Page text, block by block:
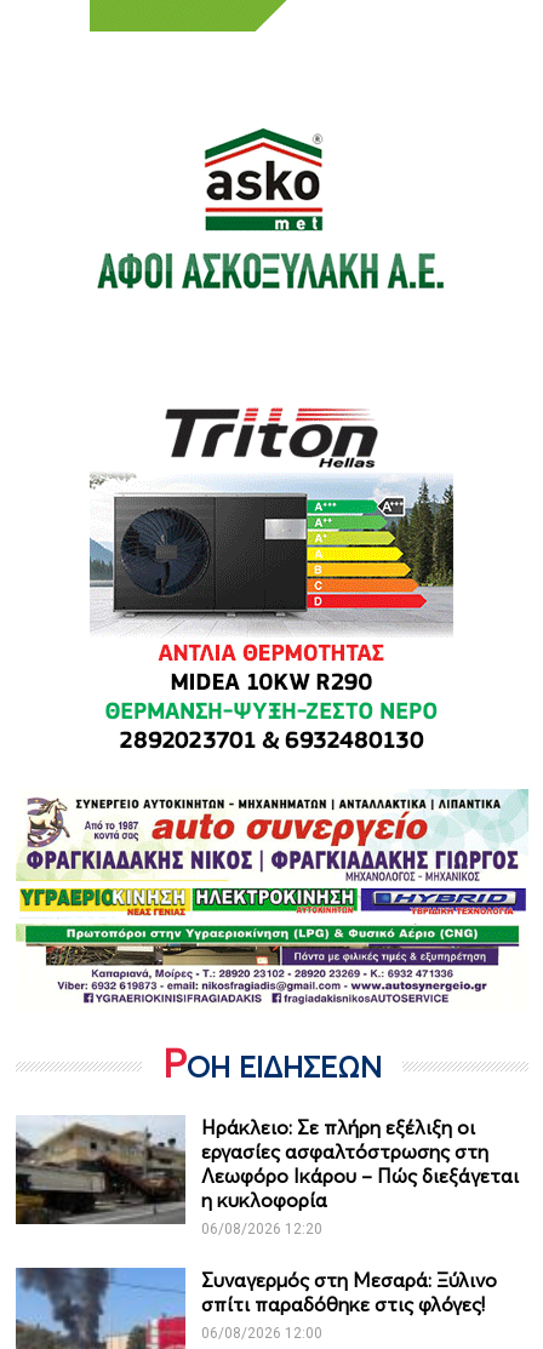
ΡΟΗ ΕΙΔΗΣΕΩΝ
Ηράκλειο: Σε πλήρη εξέλιξη οι
εργασίες ασφαλτόστρωσης στη
Λεωφόρο Ικάρου – Πώς διεξάγεται
η κυκλοφορία
06/08/2026 12:20
Συναγερμός στη Μεσαρά: Ξύλινο
σπίτι παραδόθηκε στις φλόγες!
06/08/2026 12:00